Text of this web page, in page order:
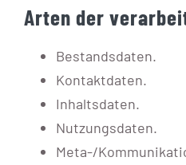
Arten der
Bestandsdaten.
Kontaktdaten.
Inhaltsdaten.
Nutzungsdaten.
Meta-/